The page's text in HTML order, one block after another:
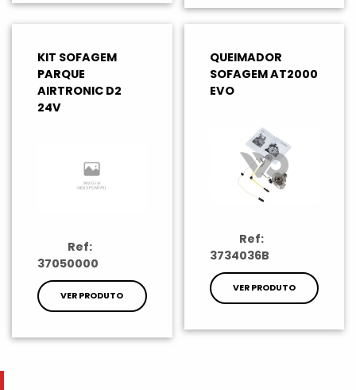
KIT SOFAGEM
PARQUE
AIRTRONIC D2
24V
Ref:
37050000
VER PRODUTO
QUEIMADOR
SOFAGEM AT2000
EVO
Ref:
3734036B
VER PRODUTO